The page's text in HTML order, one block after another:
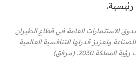
الاستثمارات العامة في قطاع الطيران
وتعزيز قدرتها التنافسية العالمية
2030. (مرفق)